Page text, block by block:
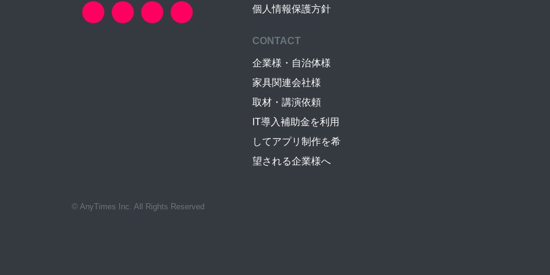
個人情報保護方針
CONTACT
企業様・自治体様
家具関連会社様
取材・講演依頼
IT導入補助金を利用
してアプリ制作を希
望される企業様へ
© AnyTimes Inc. All Rights Reserved